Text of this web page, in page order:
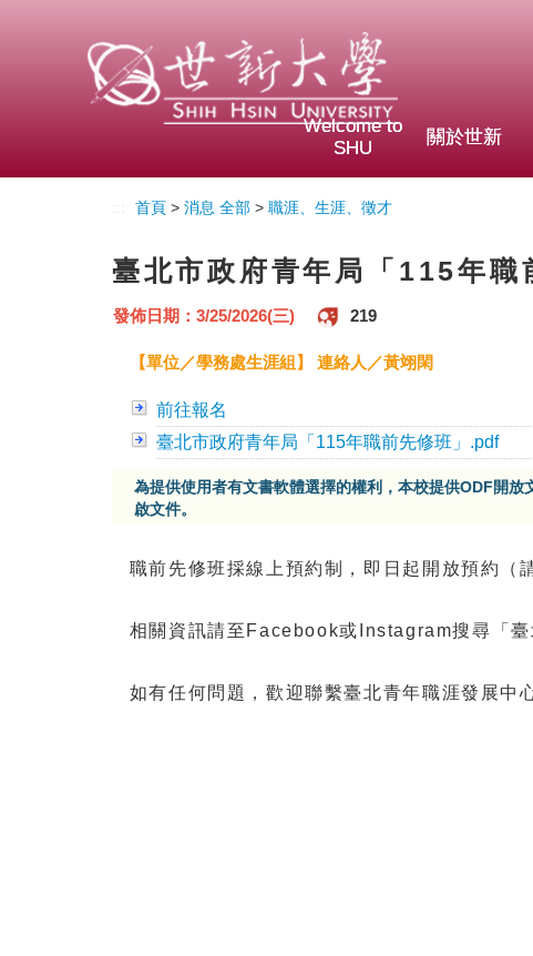
Welcome to
SHU
關於世新
首頁> 消息 全部> 職涯、生涯、徵才
臺北市政府青年局「115年職
發佈日期：3/25/2026(三) 219
【單位／學務處生涯組】 連絡人／黃翊閑
前往報名
臺北市政府青年局「115年職前先修班」.pdf
為提供使用者有文書軟體選擇的權利，本校提供ODF開放
啟文件。
職前先修班採線上預約制，即日起開放預約
相關資訊請至Facebook或Instagram搜尋「臺
如有任何問題，歡迎聯繫臺北青年職涯發展中